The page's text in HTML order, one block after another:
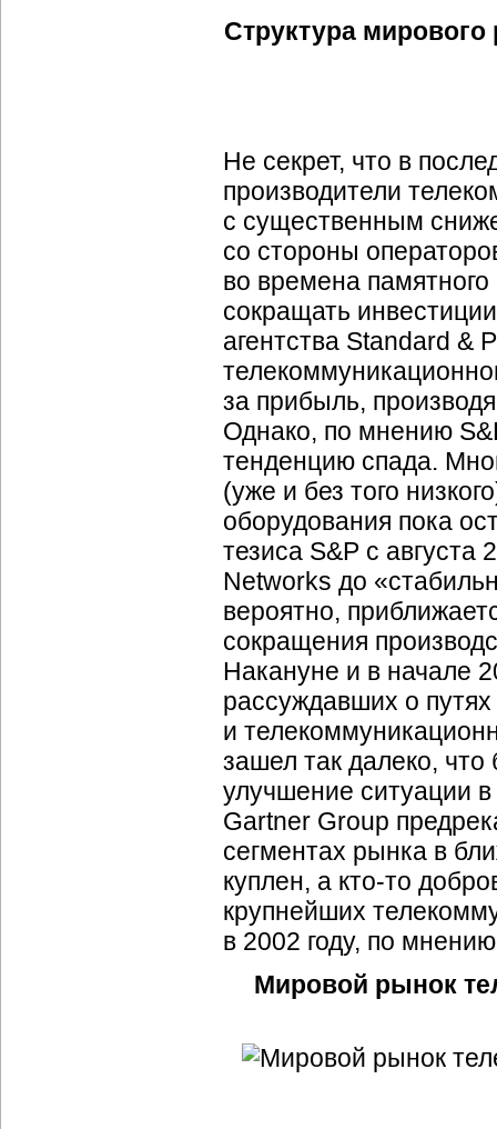
Структура
Не секрет, что в
производители
с существенным
со стороны
во времена памятного
сокращать
агентства Standard &
за прибыль,
Однако, по мнению
тенденцию спада.
(уже и без того
оборудования пока
тезиса S&P с августа
Networks до
вероятно,
сокращения
Накануне и в начале
рассуждавших о
и
зашел так далеко,
улучшение ситуации в
Gartner Group
сегментах рынка в
куплен, а кто-то
крупнейших
в 2002 году, по
Мировой рынок